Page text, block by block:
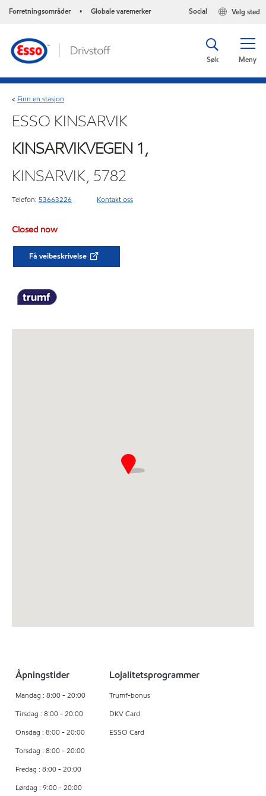
Forretningsområder • Globale varemerker Velg sted
Social
Meny
Søk
< Finn en stasjon
ESSO KINSARVIK
KINSARVIKVEGEN 1,
KINSARVIK, 5782
Telefon: 53663226 Kontakt oss
Closed now
Få veibeskrivelse
Åpningstider
Mandag : 8:00 - 20:00
Tirsdag : 8:00 - 20:00
Onsdag : 8:00 - 20:00
Torsdag : 8:00 - 20:00
Fredag : 8:00 - 20:00
Lørdag : 9:00 - 20:00
Lojalitetsprogrammer
Trumf-bonus
DKV Card
ESSO Card